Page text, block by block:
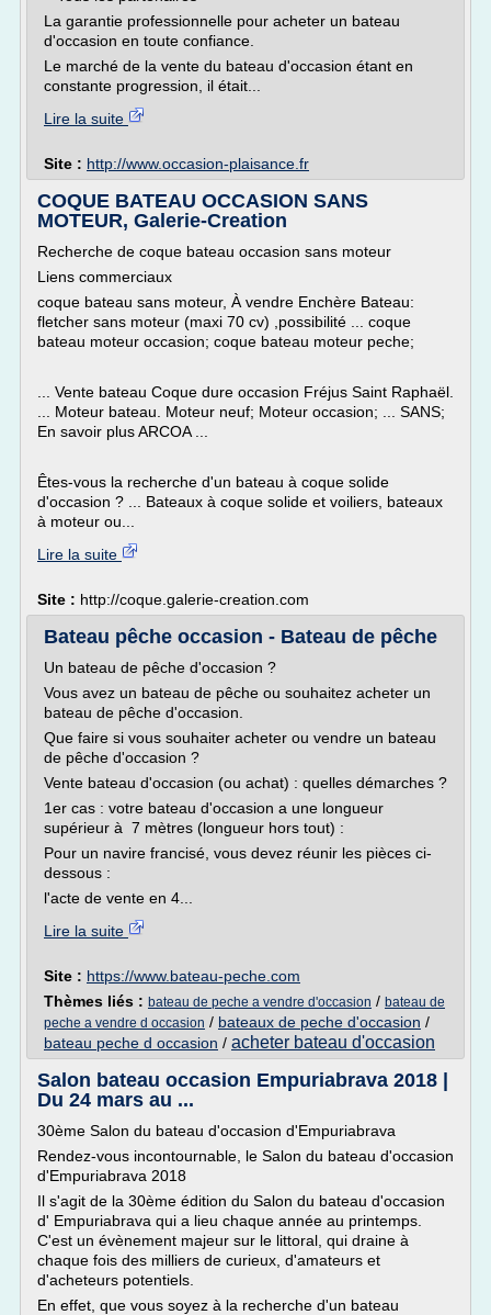
La garantie professionnelle pour acheter un bateau
d'occasion en toute confiance.
Le marché de la vente du bateau d'occasion étant en
constante progression, il était...
Lire la suite
Site : http://www.occasion-plaisance.fr
COQUE BATEAU OCCASION SANS
MOTEUR, Galerie-Creation
Recherche de coque bateau occasion sans moteur
Liens commerciaux
coque bateau sans moteur, À vendre Enchère Bateau:
fletcher sans moteur (maxi 70 cv) ,possibilité ... coque
bateau moteur occasion; coque bateau moteur peche;
... Vente bateau Coque dure occasion Fréjus Saint Raphaël.
... Moteur bateau. Moteur neuf; Moteur occasion; ... SANS;
En savoir plus ARCOA ...
Êtes-vous la recherche d'un bateau à coque solide
d'occasion ? ... Bateaux à coque solide et voiliers, bateaux
à moteur ou...
Lire la suite
Site : http://coque.galerie-creation.com
Bateau pêche occasion - Bateau de pêche
Un bateau de pêche d'occasion ?
Vous avez un bateau de pêche ou souhaitez acheter un
bateau de pêche d'occasion.
Que faire si vous souhaiter acheter ou vendre un bateau
de pêche d'occasion ?
Vente bateau d'occasion (ou achat) : quelles démarches ?
1er cas : votre bateau d'occasion a une longueur
supérieur à 7 mètres (longueur hors tout) :
Pour un navire francisé, vous devez réunir les pièces ci-
dessous :
l'acte de vente en 4...
Lire la suite
Site : https://www.bateau-peche.com
Thèmes liés : bateau de peche a vendre d'occasion / bateau de
peche a vendre d occasion / bateaux de peche d'occasion /
bateau peche d occasion / acheter bateau d'occasion
Salon bateau occasion Empuriabrava 2018 |
Du 24 mars au ...
30ème Salon du bateau d'occasion d'Empuriabrava
Rendez-vous incontournable, le Salon du bateau d'occasion
d'Empuriabrava 2018
Il s'agit de la 30ème édition du Salon du bateau d'occasion
d' Empuriabrava qui a lieu chaque année au printemps.
C'est un évènement majeur sur le littoral, qui draine à
chaque fois des milliers de curieux, d'amateurs et
d'acheteurs potentiels.
En effet, que vous soyez à la recherche d'un bateau